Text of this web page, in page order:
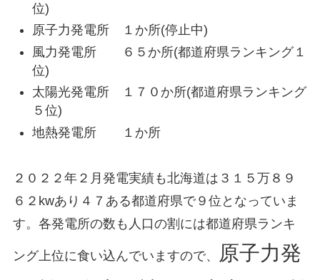
位)
原子力発電所 １か所(停止中)
風力発電所 ６５か所(都道府県ランキング１
位)
太陽光発電所 １７０か所(都道府県ランキング
５位)
地熱発電所 １か所
２０２２年２月発電実績も北海道は３１５万８９
６２kwあり４７ある都道府県で９位となっていま
す。各発電所の数も人口の割には都道府県ランキ
ング上位に食い込んでいますので、
原子力発